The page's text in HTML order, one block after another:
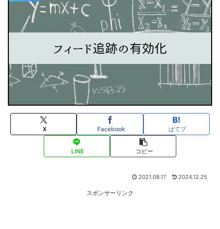
X Facebook はてブ
LINE コピー
2021.08.17 2024.12.25
スポンサーリンク